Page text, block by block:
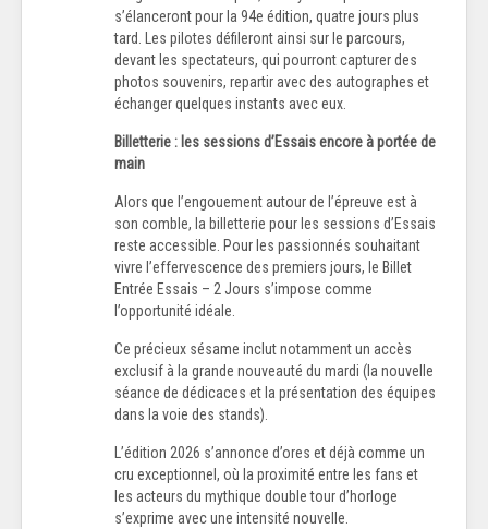
s’élanceront pour la 94e édition, quatre jours plus
tard. Les pilotes défileront ainsi sur le parcours,
devant les spectateurs, qui pourront capturer des
photos souvenirs, repartir avec des autographes et
échanger quelques instants avec eux.
Billetterie : les sessions d’Essais encore à portée de
main
Alors que l’engouement autour de l’épreuve est à
son comble, la billetterie pour les sessions d’Essais
reste accessible. Pour les passionnés souhaitant
vivre l’effervescence des premiers jours, le Billet
Entrée Essais – 2 Jours s’impose comme
l’opportunité idéale.
Ce précieux sésame inclut notamment un accès
exclusif à la grande nouveauté du mardi (la nouvelle
séance de dédicaces et la présentation des équipes
dans la voie des stands).
L’édition 2026 s’annonce d’ores et déjà comme un
cru exceptionnel, où la proximité entre les fans et
les acteurs du mythique double tour d’horloge
s’exprime avec une intensité nouvelle.